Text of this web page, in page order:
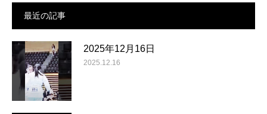
最近の記事
2025年12月16日
2025.12.16